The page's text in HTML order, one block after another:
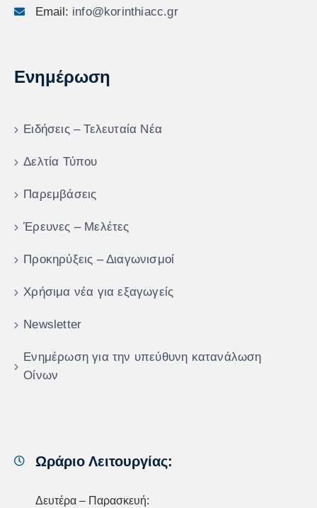
Email: info@korinthiacc.gr
Ενημέρωση
Ειδήσεις – Τελευταία Νέα
Δελτία Τύπου
Παρεμβάσεις
Έρευνες – Μελέτες
Προκηρύξεις – Διαγωνισμοί
Χρήσιμα νέα για εξαγωγείς
Newsletter
Ενημέρωση για την υπεύθυνη κατανάλωση
Οίνων
Ωράριο Λειτουργίας:
Δευτέρα – Παρασκευή: